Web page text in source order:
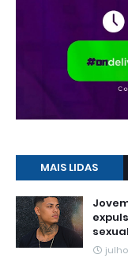
MAIS LIDAS
sexual